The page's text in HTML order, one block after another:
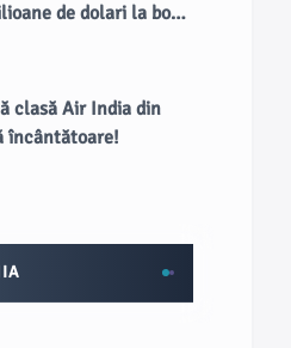
de dolari la box
clasă Air India din
încântătoare!